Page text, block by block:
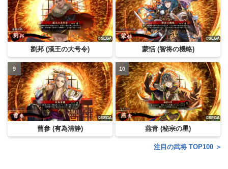
劉邦 (漢王の大号令) 蒙恬 (智将の機略)
曹参 (有為清静) 燕青 (秘宗の星)
注目の武将 TOP100 ＞